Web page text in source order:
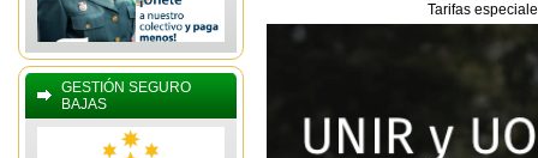
GESTIÓN SEGURO
BAJAS
Tarifas